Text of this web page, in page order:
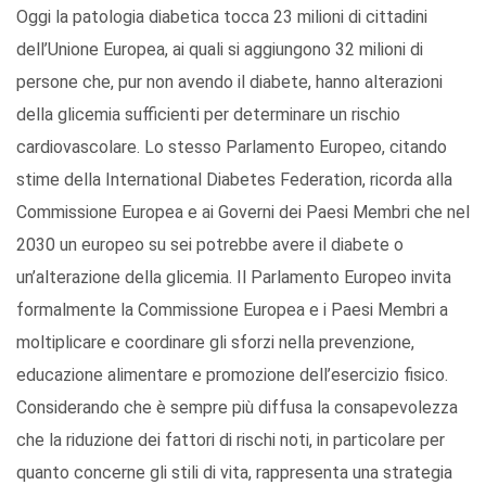
Oggi la patologia diabetica tocca 23 milioni di cittadini
dell’Unione Europea, ai quali si aggiungono 32 milioni di
persone che, pur non avendo il diabete, hanno alterazioni
della glicemia sufficienti per determinare un rischio
cardiovascolare. Lo stesso Parlamento Europeo, citando
stime della International Diabetes Federation, ricorda alla
Commissione Europea e ai Governi dei Paesi Membri che nel
2030 un europeo su sei potrebbe avere il diabete o
un’alterazione della glicemia. Il Parlamento Europeo invita
formalmente la Commissione Europea e i Paesi Membri a
moltiplicare e coordinare gli sforzi nella prevenzione,
educazione alimentare e promozione dell’esercizio fisico.
Considerando che è sempre più diffusa la consapevolezza
che la riduzione dei fattori di rischi noti, in particolare per
quanto concerne gli stili di vita, rappresenta una strategia